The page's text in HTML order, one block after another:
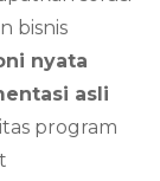
bisnis
nyata
asli
program